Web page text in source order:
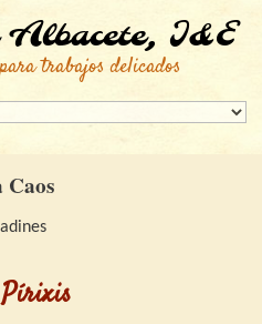
Albacete, I&E
trabajos delicados
Caos